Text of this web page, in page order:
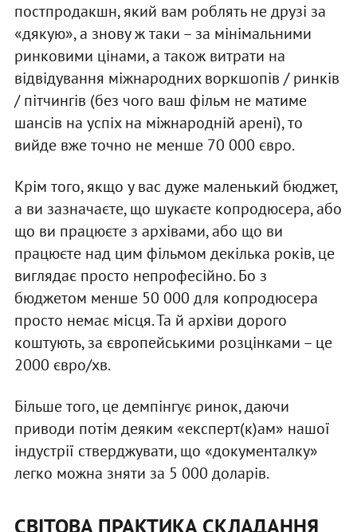
постпродакшн, який вам роблять не друзі за
«дякую», а знову ж таки – за мінімальними
ринковими цінами, а також витрати на
відвідування міжнародних воркшопів / ринків
/ пітчингів (без чого ваш фільм не матиме
шансів на успіх на міжнародній арені), то
вийде вже точно не менше 70 000 євро.
Крім того, якщо у вас дуже маленький бюджет,
а ви зазначаєте, що шукаєте копродюсера, або
що ви працюєте з архівами, або що ви
працюєте над цим фільмом декілька років, це
виглядає просто непрофесійно. Бо з
бюджетом менше 50 000 для копродюсера
просто немає місця. Та й архіви дорого
коштують, за європейськими розцінками – це
2000 євро/хв.
Більше того, це демпінгує ринок, даючи
приводи потім деяким «експерт(к)ам» нашої
індустрії стверджувати, що «документалку»
легко можна зняти за 5 000 доларів.
СВІТОВА ПРАКТИКА СКЛАДАННЯ